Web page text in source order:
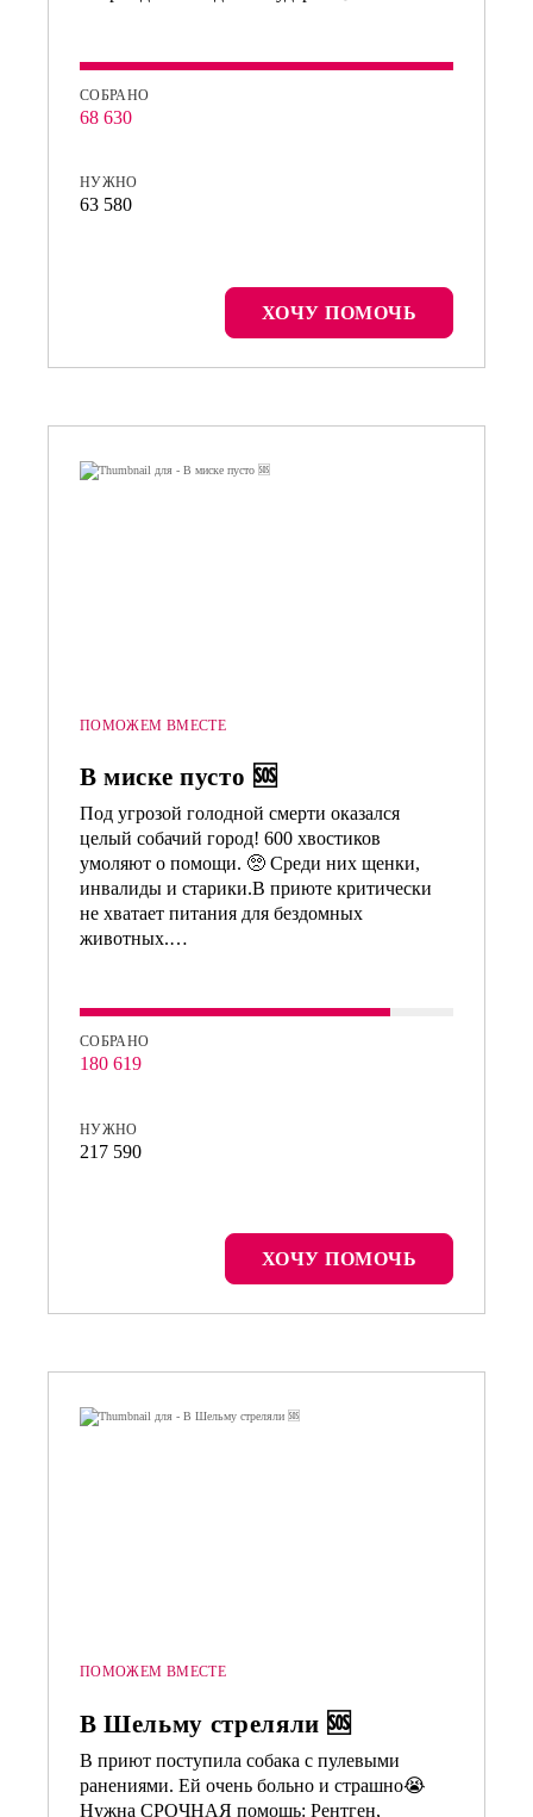
СОБРАНО
68 630
НУЖНО
63 580
ХОЧУ ПОМОЧЬ
ПОМОЖЕМ ВМЕСТЕ
В миске пусто 🆘
Под угрозой голодной смерти оказался
целый собачий город! 600 хвостиков
умоляют о помощи. 🥺 Среди них щенки,
инвалиды и старики.В приюте критически
не хватает питания для бездомных
животных.…
СОБРАНО
180 619
НУЖНО
217 590
ХОЧУ ПОМОЧЬ
ПОМОЖЕМ ВМЕСТЕ
В Шельму стреляли 🆘
В приют поступила собака с пулевыми
ранениями. Ей очень больно и страшно😭
Нужна СРОЧНАЯ помощь: Рентген,